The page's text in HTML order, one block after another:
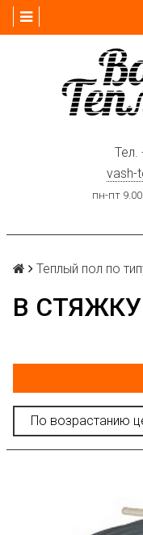
Тел.
vash-
пн-пт
Теплый пол по
В СТЯЖКУ